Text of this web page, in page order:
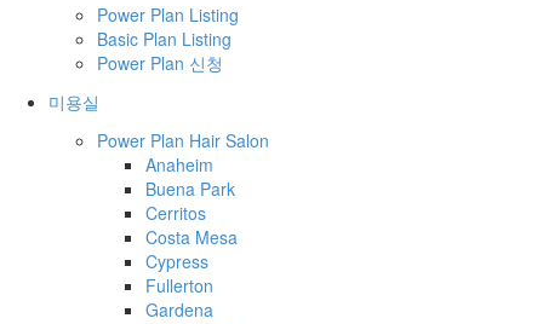
Power Plan Listing
Basic Plan Listing
Power Plan 신청
미용실
Power Plan Hair Salon
Anaheim
Buena Park
Cerritos
Costa Mesa
Cypress
Fullerton
Gardena